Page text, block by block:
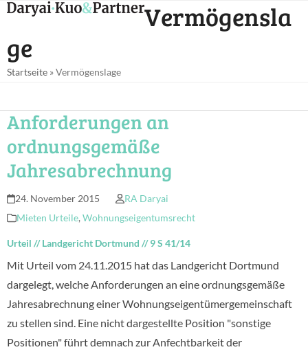
Skip
content
Open
menu
Close
menu
Vermögensla
ge
Startseite »Vermögenslage
Anforderungen an
ordnungsgemäße
Jahresabrechnung
24. November 2015
RA Daryai
Mieten Urteile, Wohnungseigentumsrecht
Urteil //Landgericht Dortmund //9 S 41/14
Mit Urteil vom 24.11.2015 hat das Landgericht Dortmund
dargelegt, welche Anforderungen an eine ordnungsgemäße
Jahresabrechnung einer Wohnungseigentümergemeinschaft
zu stellen sind. Eine nicht dargestellte Position "sonstige
Positionen" führt demnach zur Anfechtbarkeit der